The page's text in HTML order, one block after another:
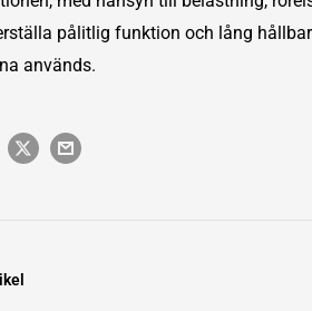
pålitlig funktion och lång
används.